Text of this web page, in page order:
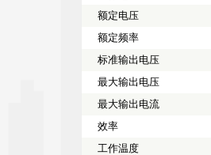
额定电压
额定频率
标准输出电压
最大输出电压
最大输出电流
效率
工作温度